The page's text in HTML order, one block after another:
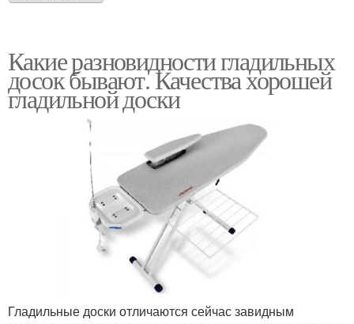
Какие разновидности гладильных
досок бывают. Качества хорошей
гладильной доски
Гладильные доски отличаются сейчас завидным